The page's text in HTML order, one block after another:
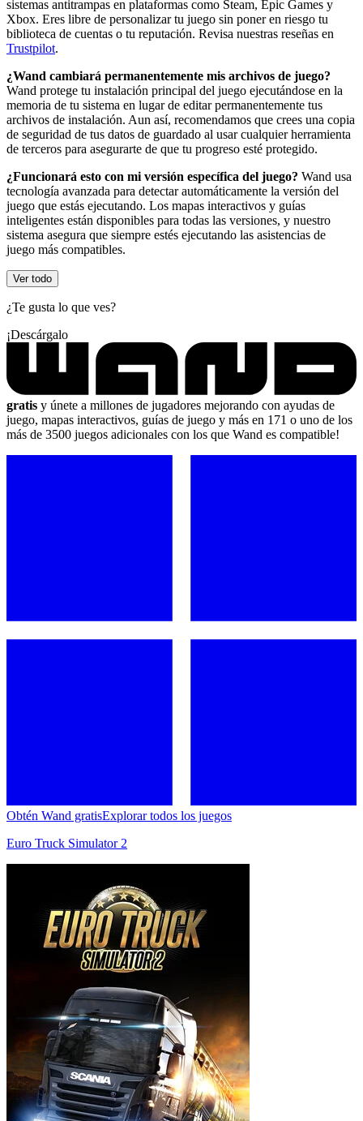
sistemas antitrampas en plataformas como Steam, Epic Games y
Xbox. Eres libre de personalizar tu juego sin poner en riesgo tu
biblioteca de cuentas o tu reputación. Revisa nuestras reseñas en
Trustpilot.
¿Wand cambiará permanentemente mis archivos de juego?
Wand protege tu instalación principal del juego ejecutándose en la
memoria de tu sistema en lugar de editar permanentemente tus
archivos de instalación. Aun así, recomendamos que crees una copia
de seguridad de tus datos de guardado al usar cualquier herramienta
de terceros para asegurarte de que tu progreso esté protegido.
¿Funcionará esto con mi versión específica del juego? Wand usa
tecnología avanzada para detectar automáticamente la versión del
juego que estás ejecutando. Los mapas interactivos y guías
inteligentes están disponibles para todas las versiones, y nuestro
sistema asegura que siempre estés ejecutando las asistencias de
juego más compatibles.
Ver todo
¿Te gusta lo que ves?
¡Descárgalo
gratis y únete a millones de jugadores mejorando con ayudas de
juego, mapas interactivos, guías de juego y más en 171 o uno de los
más de 3500 juegos adicionales con los que Wand es compatible!
Obtén Wand gratisExplorar todos los juegos
Euro Truck Simulator 2